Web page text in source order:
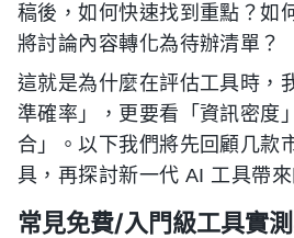
稿後，如何快速找到重點？如
將討論內容轉化為待辦清單？
這就是為什麼在評估工具時，
準確率」，更要看「資訊密度
合」。以下我們將先回顧几款
具，再探討新一代 AI 工具帶來
常見免費/入門級工具實